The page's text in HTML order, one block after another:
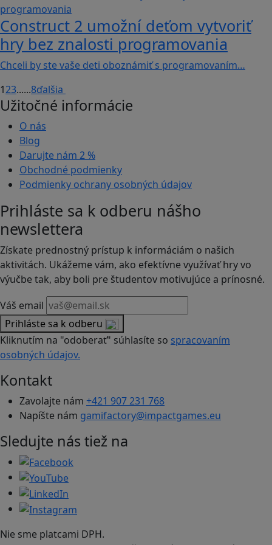
Construct 2 umožní deťom vytvoriť
hry bez znalosti programovania
Chceli by ste vaše deti oboznámiť s programovaním…
123......8ďalšia
Užitočné informácie
O nás
Blog
Darujte nám 2 %
Obchodné podmienky
Podmienky ochrany osobných údajov
Prihláste sa k odberu nášho
newslettera
Získate prednostný prístup k informáciám o našich
aktivitách. Ukážeme vám, ako efektívne využívať hry vo
výučbe tak, aby boli pre študentov motivujúce a prínosné.
Váš email
Prihláste sa k odberu
Kliknutím na "odoberať" súhlasíte so spracovaním
osobných údajov.
Kontakt
Zavolajte nám +421 907 231 768
Napíšte nám gamifactory@impactgames.eu
Sledujte nás tiež na
Nie sme platcami DPH.